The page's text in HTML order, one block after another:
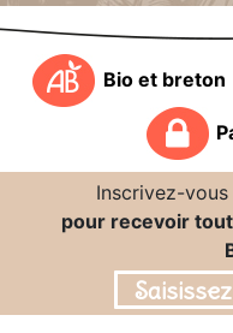
Bio et breton
Inscrivez-
pour recevoir